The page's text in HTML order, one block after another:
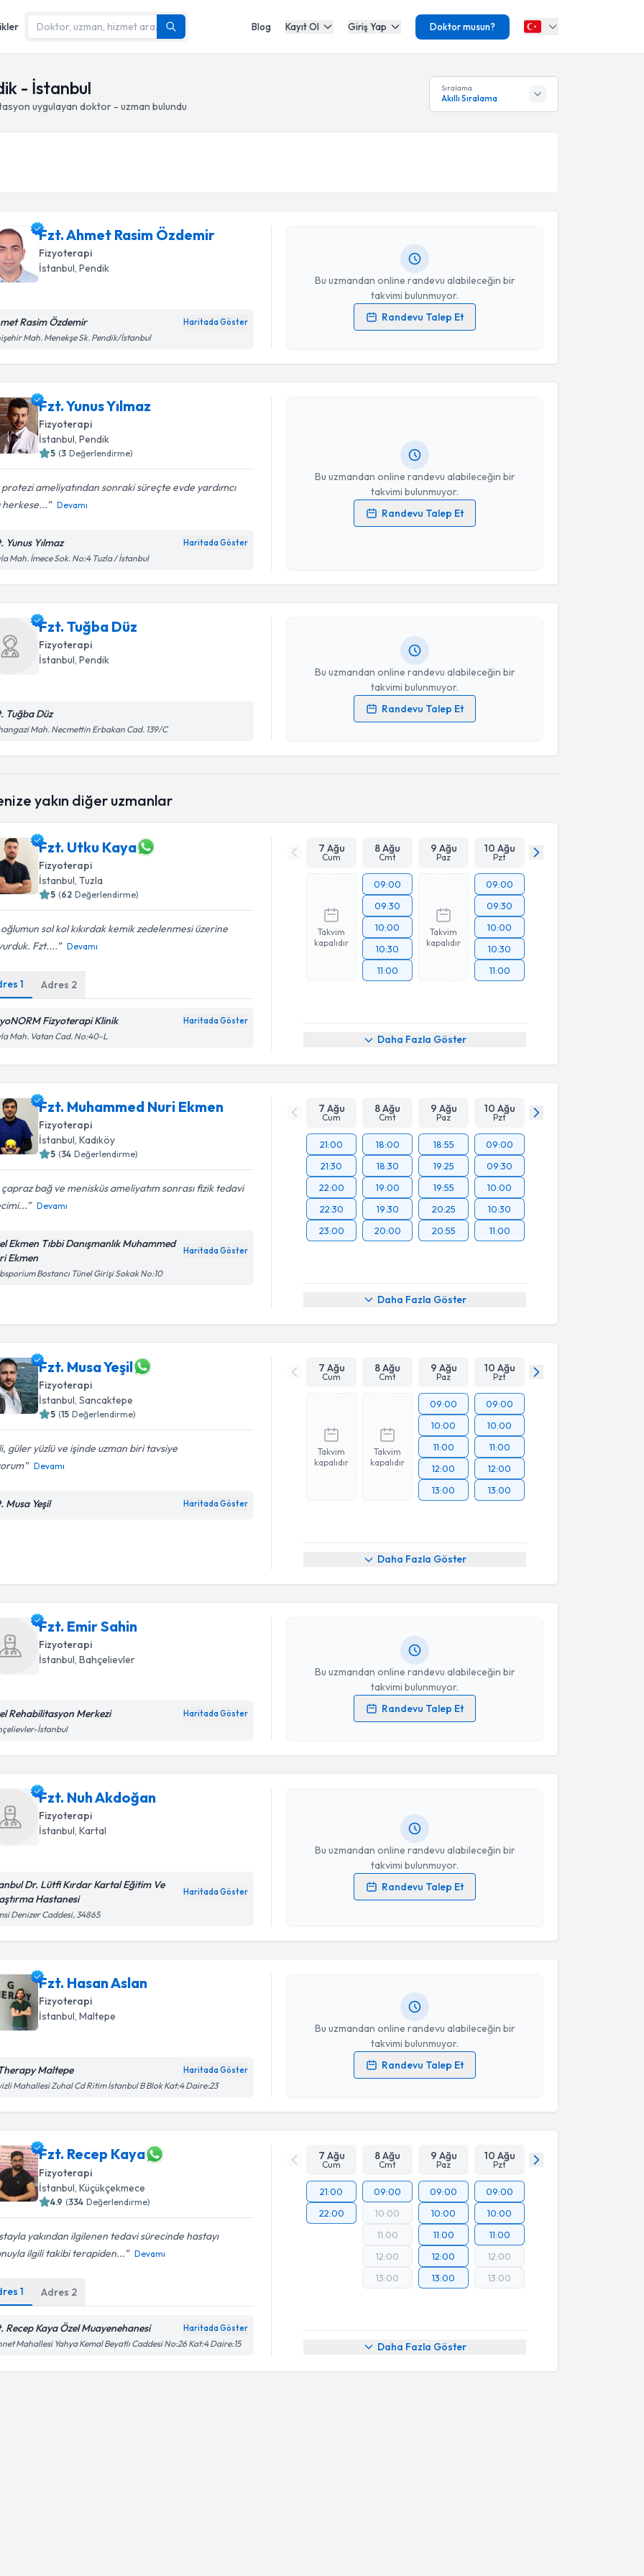
Blog Kayıt Ol Giriş Yap Doktor musun?
- İstanbul
uygulayan doktor - uzman bulundu
Sıralama
Akıllı Sıralama
Fzt. Ahmet Rasim Özdemir
Fizyoterapi
İstanbul, Pendik
Rasim Özdemir Haritada Göster
Mah. Menekşe Sk. Pendik/İstanbul
Bu uzmandan online randevu alabileceğin bir
takvimi bulunmuyor.
Randevu Talep Et
Kişisel verilerimin işlenmesine ilişkinAydınlatma Metni
işlenmesini kabul ediyorum.
Fzt. Yunus Yılmaz
Fizyoterapi
İstanbul, Pendik
5 (3 Değerlendirme)
protezi ameliyatından sonraki süreçte evde yardımcı
herkese...
Devamı
Yunus Yılmaz Haritada Göster
Mah. İmece Sok. No:4 Tuzla / İstanbul
Bu uzmandan online randevu alabileceğin bir
takvimi bulunmuyor.
Randevu Talep Et
Randevu Takvimi Talebi
Fzt. Yunus Yılmaz
Kişisel verilerimin işlenmesine ilişkinAydınlatma Metni
Takvim Talebini Gönder
Fzt. Tuğba Düz
Fizyoterapi
İstanbul, Pendik
Tuğba Düz
Mah. Necmettin Erbakan Cad. 139/C
Bu uzmandan online randevu alabileceğin bir
takvimi bulunmuyor.
Randevu Talep Et
Kişisel verilerimin işlenmesine ilişkinAydınlatma Metni
işlenmesini kabul ediyorum.
yakın diğer uzmanlar
Fzt. Utku Kaya
Fizyoterapi
İstanbul, Tuzla
5 (62 Değerlendirme)
sol kol kıkırdak kemik zedelenmesi üzerine
Fzt....
Devamı
1 Adres 2
Fizyoterapi Klinik Haritada Göster
Mah. Vatan Cad. No:40-L
7 Ağu
Cum
8 Ağu
Cmt
9 Ağu
Paz
10 Ağu
Pzt
Takvim
kapalıdır
09:00
09:30
10:00
10:30
11:00
Takvim
kapalıdır
09:00
09:30
10:00
10:30
11:00
Daha Fazla Göster
Fzt. Muhammed Nuri Ekmen
Fizyoterapi
İstanbul , Kadıköy
5 (34 Değerlendirme)
bağ ve menisküs ameliyatım sonrası fizik tedavi
Devamı
Ekmen Tıbbi Danışmanlık Muhammed
Ekmen
Haritada Göster
Bostancı Tünel Girişi Sokak No:10
7 Ağu
Cum
8 Ağu
Cmt
9 Ağu
Paz
10 Ağu
Pzt
21:00
21:30
22:00
22:30
23:00
18:00
18:30
19:00
19:30
20:00
18:55
19:25
19:55
20:25
20:55
09:00
09:30
10:00
10:30
11:00
Daha Fazla Göster
Fzt. Musa Yeşil
Fizyoterapi
İstanbul, Sancaktepe
5 (15 Değerlendirme)
güler yüzlü ve işinde uzman biri tavsiye
Devamı
Musa Yeşil Haritada Göster
7 Ağu
Cum
8 Ağu
Cmt
9 Ağu
Paz
10 Ağu
Pzt
Takvim
kapalıdır
Takvim
kapalıdır
09:00
10:00
11:00
12:00
13:00
09:00
10:00
11:00
12:00
13:00
Daha Fazla Göster
Fzt. Emir Sahin
Fizyoterapi
İstanbul , Bahçelievler
Rehabilitasyon Merkezi Haritada Göster
İstanbul
Bu uzmandan online randevu alabileceğin bir
takvimi bulunmuyor.
Randevu Talep Et
Randevu Takvimi Talebi
Kişisel verilerimin işlenmesine ilişkinAydınlatma Metni
Fzt. Nuh Akdoğan
Fizyoterapi
İstanbul , Kartal
Dr. Lütfi Kırdar Kartal Eğitim Ve
Hastanesi
Haritada Göster
Denizer Caddesi, 34865
Bu uzmandan online randevu alabileceğin bir
takvimi bulunmuyor.
Randevu Talep Et
Randevu Takvimi Talebi
Fzt. Nuh Akdoğaniçin randevu takvimi talebi oluşturun. Size bu
uzmandan randevu almanız için bir takvim hazırlandığında e-
Kişisel verilerimin işlenmesine ilişkinAydınlatma Metni
Fzt. Hasan Aslan
Fizyoterapi
İstanbul , Maltepe
Maltepe Haritada Göster
Mahallesi Zuhal Cd Ritim İstanbul B Blok Kat:4 Daire:23
Bu uzmandan online randevu alabileceğin bir
takvimi bulunmuyor.
Randevu Talep Et
Randevu Takvimi Talebi
Kişisel verilerimin işlenmesine ilişkinAydınlatma Metni
Takvim Talebini Gönder
Fzt. Recep Kaya
Fizyoterapi
İstanbul , Küçükçekmece
4.9 (334 Değerlendirme)
yakından ilgilenen tedavi sürecinde hastayı
ilgili takibi terapiden...
Devamı
1 Adres 2
Recep Kaya Özel Muayenehanesi Haritada Göster
Mahallesi Yahya Kemal Beyatlı Caddesi No:26 Kat:4 Daire:15
7 Ağu
Cum
8 Ağu
Cmt
9 Ağu
Paz
10 Ağu
Pzt
21:00
22:00
09:00
10:00
11:00
12:00
13:00
09:00
10:00
11:00
12:00
13:00
09:00
10:00
11:00
12:00
13:00
Daha Fazla Göster